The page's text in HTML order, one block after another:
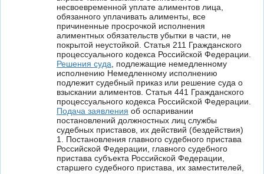
несвоевременной уплате алиментов лица,
обязанного уплачивать алименты, все
причиненные просрочкой исполнения
алиментных обязательств убытки в части, не
покрытой неустойкой. Статья 211 Гражданского
процессуального кодекса Российской Федерации.
Решения суда , подлежащие немедленному
исполнению Немедленному исполнению
подлежит судебный приказ или решение суда о
взыскании алиментов. Статья 441 Гражданского
процессуального кодекса Российской Федерации.
Подача заявления об оспаривании
постановлений должностных лиц службы
судебных приставов, их действий (бездействия)
1. Постановления главного судебного пристава
Российской Федерации, главного судебного
пристава субъекта Российской Федерации,
старшего судебного пристава, их заместителей,